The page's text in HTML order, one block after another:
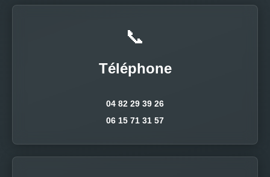
📞
Téléphone
04 82 29 39 26
06 15 71 31 57